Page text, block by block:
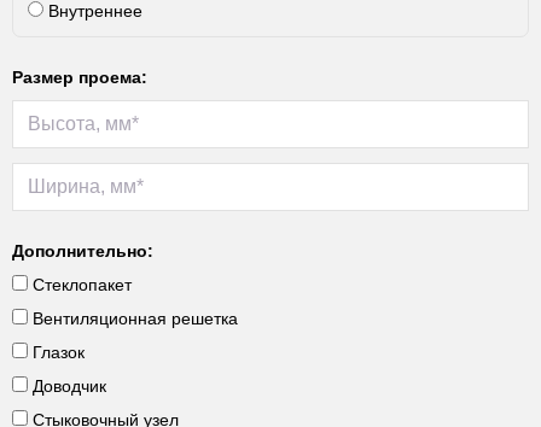
Внутреннее
Размер проема:
Дополнительно:
Стеклопакет
Вентиляционная решетка
Глазок
Доводчик
Стыковочный узел